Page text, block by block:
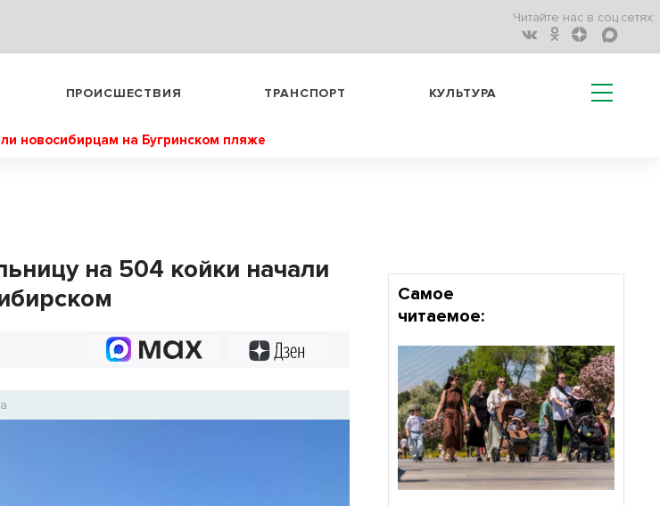
Читайте нас в соц.сетях:
ПРОИСШЕСТВИЯ ТРАНСПОРТ КУЛЬТУРА
новосибирцам на Бугринском пляже
на 504 койки начали
Самое
читаемое: